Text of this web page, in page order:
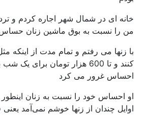
خانه ای در شمال شهر اجاره کردم و
من را نسبت به بوق ماشین زنان
با زنها می رفتم و تمام مدت از اینکه
کنند و تا 600 هزار تومان برای
احساس غرور می کرد
او احساس خود را نسبت به زنان
اوایل چندان از زنها خوشم نمی‌آمد